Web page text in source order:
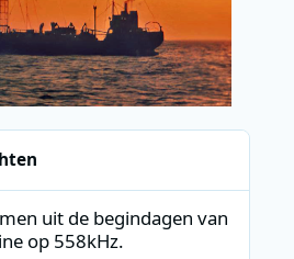
van Caroline op 558kHz.
uit de begindagen van
op 558kHz.